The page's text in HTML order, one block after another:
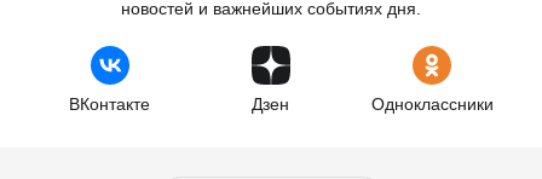
новостей и важнейших событиях дня.
ВКонтакте Дзен Одноклассники